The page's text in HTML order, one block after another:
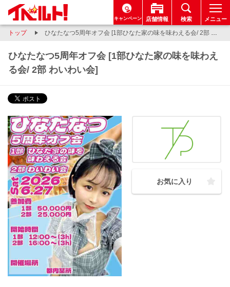
キャンペーン 店舗情報 検索 メニュー
トップ ひなたなつ5周年オフ会 [1部ひなた家の味を味わえる会/ 2部 わいわい会]
ひなたなつ5周年オフ会 [1部ひなた家の味を味わえ
る会/ 2部 わいわい会]
お気に入り